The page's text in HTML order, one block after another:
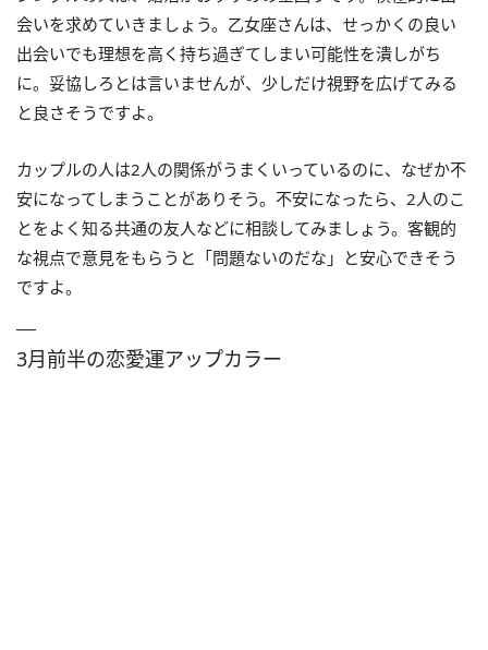
会いを求めていきましょう。乙女座さんは、せっかくの良い
出会いでも理想を高く持ち過ぎてしまい可能性を潰しがち
に。妥協しろとは言いませんが、少しだけ視野を広げてみる
と良さそうですよ。
カップルの人は2人の関係がうまくいっているのに、なぜか不
安になってしまうことがありそう。不安になったら、2人のこ
とをよく知る共通の友人などに相談してみましょう。客観的
な視点で意見をもらうと「問題ないのだな」と安心できそう
ですよ。
3月前半の恋愛運アップカラー